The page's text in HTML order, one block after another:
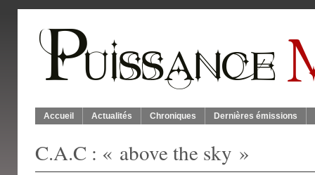
Accueil Actualités Chroniques Dernières émissions
C.A.C : « above the sky »